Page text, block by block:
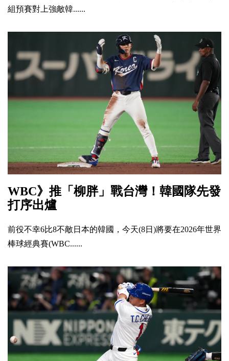
組預賽對上強敵韓......
WBC》推「柳胖」戰台灣！韓國隊先發
打序出爐
前役不幸6比8不敵日本的韓國，今天(8日)將要在2026年世界
棒球經典賽(WBC......